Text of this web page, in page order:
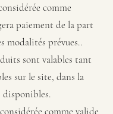
comme
paiement de la part
modalités prévues..
sont valables tant
sur le site, dans la
comme valide